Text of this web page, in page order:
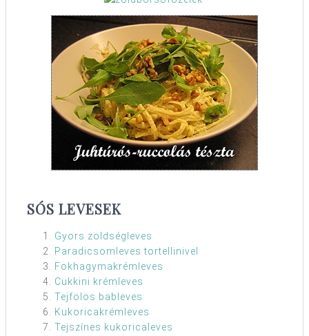
SÓS LEVESEK
Gyors zöldségleves
Paradicsomleves tortellinivel
Fokhagymakrémleves
Cukkini krémleves
Tejfölös bableves
Kukoricakrémleves
Tejszínes kukoricaleves